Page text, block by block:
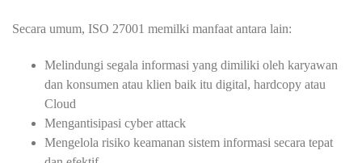
Secara umum, ISO 27001 memilki manfaat antara lain:
Melindungi segala informasi yang dimiliki oleh karyawan
dan konsumen atau klien baik itu digital, hardcopy atau
Cloud
Mengantisipasi cyber attack
Mengelola risiko keamanan sistem informasi secara tepat